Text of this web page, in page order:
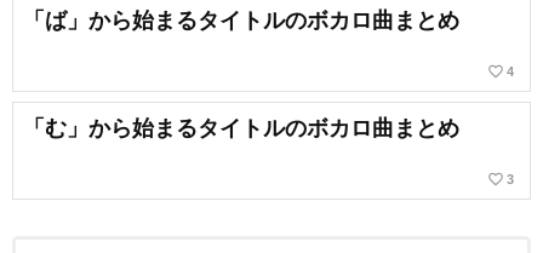
「ば」から始まるタイトルのボカロ曲まとめ
favorite_border 4
「む」から始まるタイトルのボカロ曲まとめ
favorite_border 3